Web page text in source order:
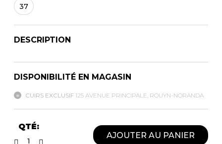
37
DESCRIPTION
DISPONIBILITÉ EN MAGASIN
CUIRS EXCLUSIF 125 AVENUE PRINCIPALE, ROUYN-NORANDA
QTÉ:
AJOUTER AU PANIER